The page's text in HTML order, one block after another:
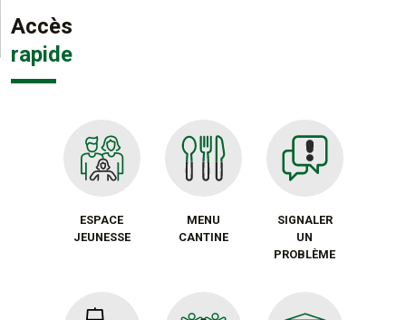
Accès
rapide
ESPACE
JEUNESSE
MENU
CANTINE
SIGNALER
UN
PROBLÈME